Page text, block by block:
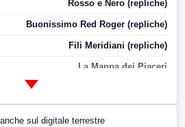
Rosso e Nero (repliche)
Buonissimo Red Roger (repliche)
Fili Meridiani (repliche)
La Mappa dei Piaceri
sul digitale terrestre